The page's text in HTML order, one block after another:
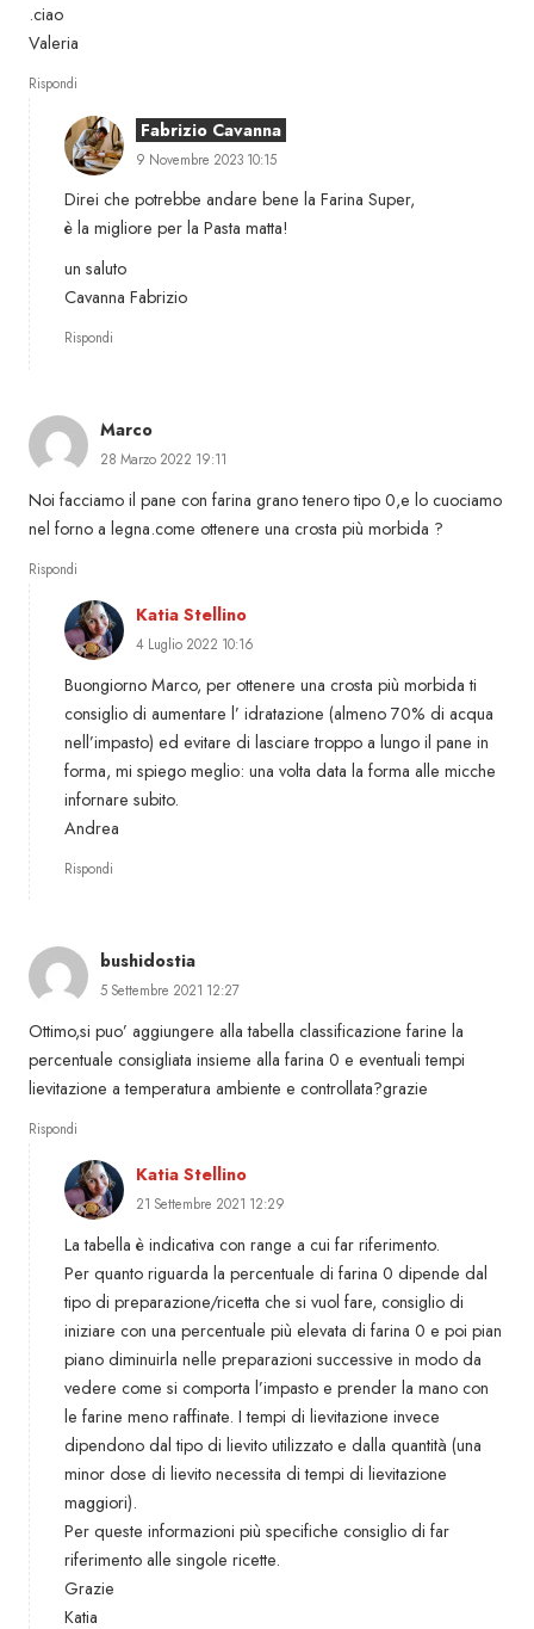
.ciao
Valeria
Rispondi
Fabrizio Cavanna
9 Novembre 2023 10:15
Direi che potrebbe andare bene la Farina Super,
è la migliore per la Pasta matta!
un saluto
Cavanna Fabrizio
Rispondi
Marco
28 Marzo 2022 19:11
Noi facciamo il pane con farina grano tenero tipo 0,e lo cuociamo
nel forno a legna.come ottenere una crosta più morbida ?
Rispondi
Katia Stellino
4 Luglio 2022 10:16
Buongiorno Marco, per ottenere una crosta più morbida ti
consiglio di aumentare l’ idratazione (almeno 70% di acqua
nell’impasto) ed evitare di lasciare troppo a lungo il pane in
forma, mi spiego meglio: una volta data la forma alle micche
infornare subito.
Andrea
Rispondi
bushidostia
5 Settembre 2021 12:27
Ottimo,si puo’ aggiungere alla tabella classificazione farine la
percentuale consigliata insieme alla farina 0 e eventuali tempi
lievitazione a temperatura ambiente e controllata?grazie
Rispondi
Katia Stellino
21 Settembre 2021 12:29
La tabella è indicativa con range a cui far riferimento.
Per quanto riguarda la percentuale di farina 0 dipende dal
tipo di preparazione/ricetta che si vuol fare, consiglio di
iniziare con una percentuale più elevata di farina 0 e poi pian
piano diminuirla nelle preparazioni successive in modo da
vedere come si comporta l’impasto e prender la mano con
le farine meno raffinate. I tempi di lievitazione invece
dipendono dal tipo di lievito utilizzato e dalla quantità (una
minor dose di lievito necessita di tempi di lievitazione
maggiori).
Per queste informazioni più specifiche consiglio di far
riferimento alle singole ricette.
Grazie
Katia